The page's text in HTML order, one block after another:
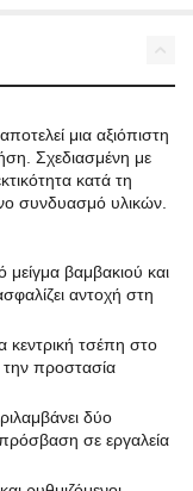
αποτελεί μια αξιόπιστη
Σχεδιασμένη με
κατά τη
συνδυασμό υλικών.
βαμβακιού και
αντοχή στη
κεντρική τσέπη στο
την προστασία
δύο
σε εργαλεία